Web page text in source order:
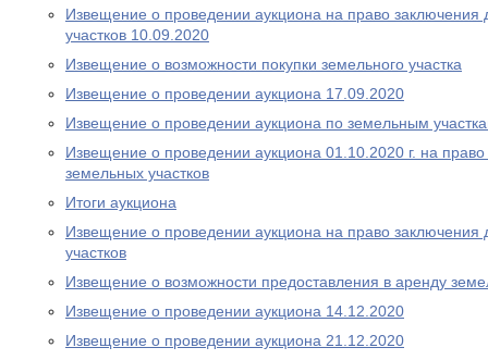
Извещение о проведении аукциона на право заключения
участков 10.09.2020
Извещение о возможности покупки земельного участка
Извещение о проведении аукциона 17.09.2020
Извещение о проведении аукциона по земельным
Извещение о проведении аукциона 01.10.2020 г. на
земельных участков
Итоги аукциона
Извещение о проведении аукциона на право заключения
участков
Извещение о возможности предоставления в аренду
Извещение о проведении аукциона 14.12.2020
Извещение о проведении аукциона 21.12.2020